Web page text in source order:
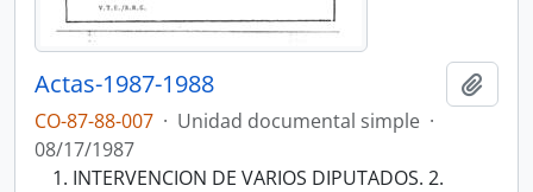
Actas-1987-1988
CO-87-88-007 · Unidad documental simple ·
08/17/1987
INTERVENCION DE VARIOS DIPUTADOS. 2.